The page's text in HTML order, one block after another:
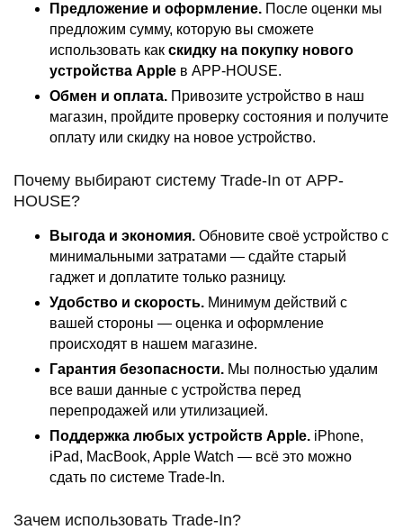
Предложение и оформление. После оценки мы
предложим сумму, которую вы сможете
использовать как скидку на покупку нового
устройства Apple в APP-HOUSE.
Обмен и оплата. Привозите устройство в наш
магазин, пройдите проверку состояния и получите
оплату или скидку на новое устройство.
Почему выбирают систему Trade-In от APP-
HOUSE?
Выгода и экономия. Обновите своё устройство с
минимальными затратами — сдайте старый
гаджет и доплатите только разницу.
Удобство и скорость. Минимум действий с
вашей стороны — оценка и оформление
происходят в нашем магазине.
Гарантия безопасности. Мы полностью удалим
все ваши данные с устройства перед
перепродажей или утилизацией.
Поддержка любых устройств Apple. iPhone,
iPad, MacBook, Apple Watch — всё это можно
сдать по системе Trade-In.
Зачем использовать Trade-In?